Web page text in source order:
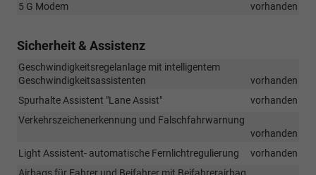
5 G Modem
vorhanden
Sicherheit & Assistenz
Geschwindigkeitsregelanlage mit intelligentem
Geschwindigkeitsassistenten
vorhanden
Spurhalte Assistent "Lane Assist"
vorhanden
Verkehrszeichenerkennung und Falschfahrwarnung
vorhanden
Light Assistent- automatische Fernlichtregulierung
vorhanden